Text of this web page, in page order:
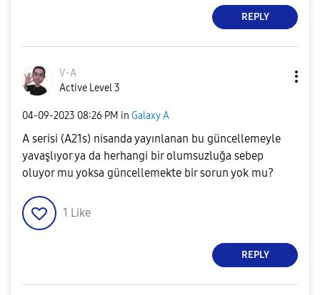
REPLY
V-A
Active Level 3
‎04-09-2023 08:26 PM in Galaxy A
A serisi (A21s) nisanda yayınlanan bu güncellemeyle
yavaşlıyor ya da herhangi bir olumsuzluğa sebep
oluyor mu yoksa güncellemekte bir sorun yok mu?
1 Like
REPLY